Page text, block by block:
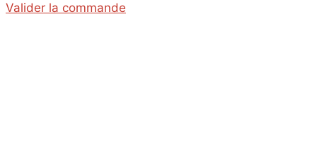
Valider la commande